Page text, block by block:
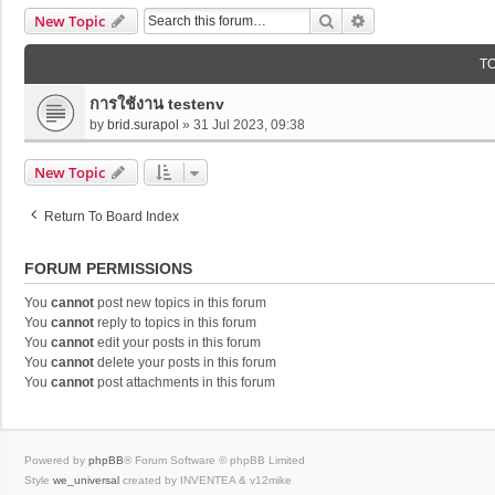
New Topic Search
การใช้งาน testenv
by brid.surapol » 31 Jul 2023, 09:38
New Topic
Return To Board Index
FORUM PERMISSIONS
You cannot post new topics in this forum
You cannot reply to topics in this forum
You cannot edit your posts in this forum
You cannot delete your posts in this forum
You cannot post attachments in this forum
Powered by phpBB® Forum Software © phpBB Limited
Style we_universal created by INVENTEA & v12mike